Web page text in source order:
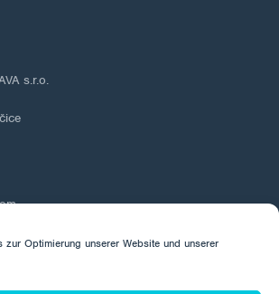
zur Optimierung unserer Website und unserer
s.r.o.